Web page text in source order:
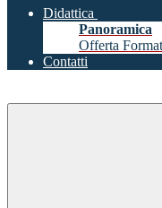
Didattica
Panoramica
Offerta
Contatti